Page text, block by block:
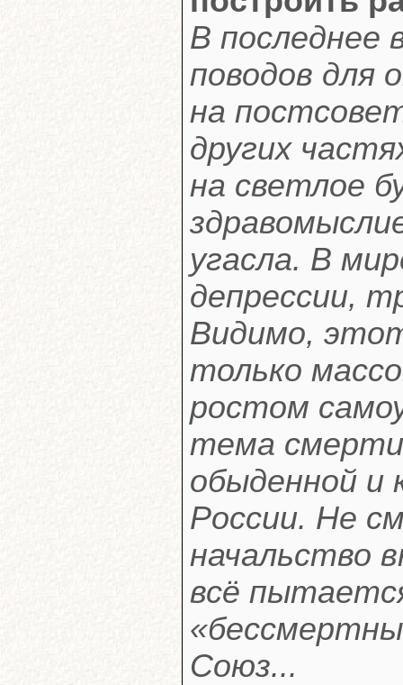
В последнее
поводов для
на
других
на светлое
угасла. В
депрессии,
Видимо,
только
ростом
тема
обыденной и
России. Не
начальство
всё
Союз...